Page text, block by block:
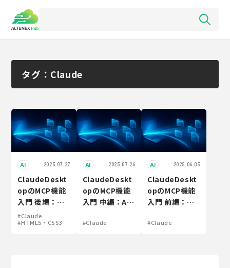
タグ：Claude
AI 2025.07.27
ClaudeDeskt
opのMCP機能
入門 後編：シ
ンプルCRUDア
プリの自動生成
#Claude
#HTML5・CSS3
AI 2025.07.26
ClaudeDeskt
opのMCP機能
入門 中編：AI
丸投げしてみる
#Claude
AI 2025.06.05
ClaudeDeskt
opのMCP機能
入門 前編：
#Claude